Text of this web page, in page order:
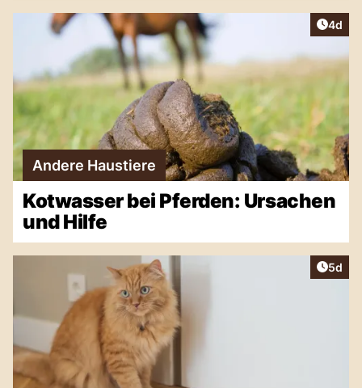
4d
Andere Haustiere
Kotwasser bei Pferden: Ursachen
und Hilfe
5d